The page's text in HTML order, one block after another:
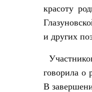
красоту
и других
говорила о
В